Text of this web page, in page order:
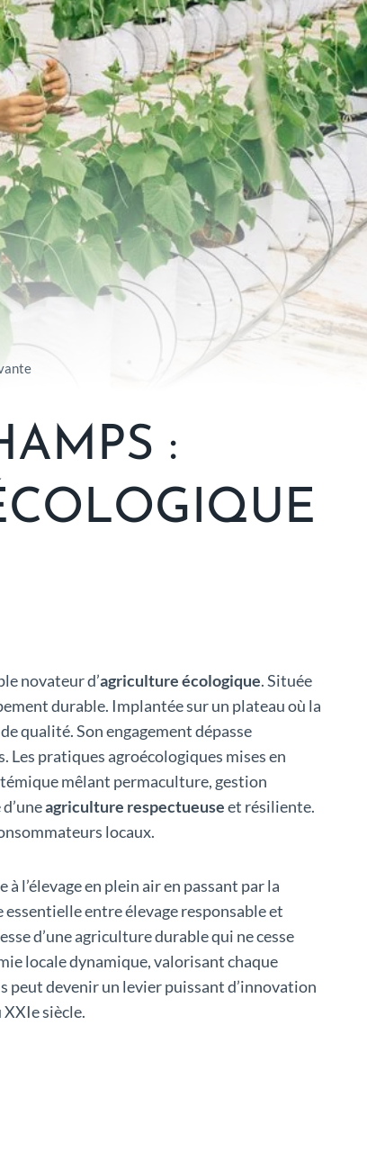
:
novateur d’agriculture écologique. Située
durable. Implantée sur un plateau où la
de qualité. Son engagement dépasse
Les pratiques agroécologiques mises en
mêlant permaculture, gestion
agriculture respectueuseet résiliente.
locaux.
l’élevage en plein air en passant par la
entre élevage responsable et
d’une agriculture durable qui ne cesse
locale dynamique, valorisant chaque
peut devenir un levier puissant d’innovation
siècle.